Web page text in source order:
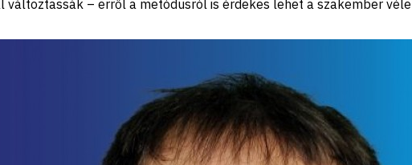
– erről a metódusról is érdekes lehet a szakember